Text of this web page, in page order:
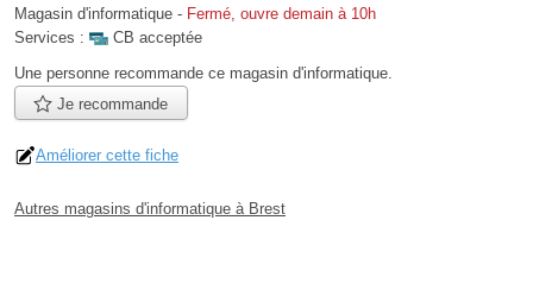
Magasin d'informatique - Fermé, ouvre demain à 10h
Services :
CB acceptée
Une personne recommande ce magasin d'informatique.
Je recommande
Améliorer cette fiche
Autres magasins d'informatique à Brest